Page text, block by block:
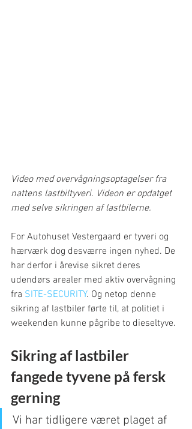
Video med overvågningsoptagelser fra
nattens lastbiltyveri. Videon er opdatget
med selve sikringen af lastbilerne.
For Autohuset Vestergaard er tyveri og
hærværk dog desværre ingen nyhed. De
har derfor i årevise sikret deres
udendørs arealer med aktiv overvågning
fra SITE-SECURITY. Og netop denne
sikring af lastbiler førte til, at politiet i
weekenden kunne pågribe to dieseltyve.
Sikring af lastbiler
fangede tyvene på fersk
gerning
Vi har tidligere været plaget af